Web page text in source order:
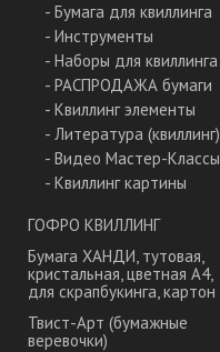
- Бумага для квиллинга
- Инструменты
- Наборы для квиллинга
- РАСПРОДАЖА бумаги
- Квиллинг элементы
- Литература (квиллинг)
- Видео Мастер-Классы
- Квиллинг картины
ГОФРО КВИЛЛИНГ
Бумага ХАНДИ, тутовая,
кристальная, цветная А4,
для скрапбукинга, картон
Твист-Арт (бумажные
веревочки)